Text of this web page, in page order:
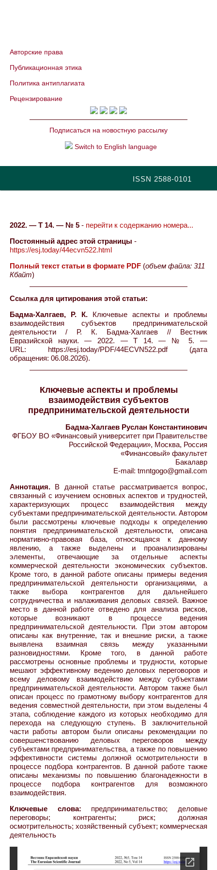
Авторские права
Публикационная этика
Политика антиплагиата
Рецензирование
Подписаться на новостную рассылку
Switch to English language
ISSN 2588-0101
2022. — Т 14. — № 5 - перейти к содержанию номера...
Постоянный адрес этой страницы -
https://esj.today/44ecvn522.html
Полный текст статьи в формате PDF (объем файла: 311
Кбайт)
Ссылка для цитирования этой статьи:
Бадма-Халгаев, Р. К. Ключевые аспекты и проблемы
взаимодействия субъектов предпринимательской
деятельности / Р. К. Бадма-Халгаев // Вестник
Евразийской науки. — 2022. — Т 14. — № 5. —
URL: https://esj.today/PDF/44ECVN522.pdf (дата
обращения: 06.08.2026).
Ключевые аспекты и проблемы
взаимодействия субъектов
предпринимательской деятельности
Бадма-Халгаев Руслан Константинович
ФГБОУ ВО «Финансовый университет при Правительстве
Российской Федерации», Москва, Россия
«Финансовый» факультет
Бакалавр
E-mail: tmntgogo@gmail.com
Аннотация. В данной статье рассматривается вопрос,
связанный с изучением основных аспектов и трудностей,
характеризующих процесс взаимодействия между
субъектами предпринимательской деятельности. Автором
были рассмотрены ключевые подходы к определению
понятия предпринимательской деятельности, описана
нормативно-правовая база, относящаяся к данному
явлению, а также выделены и проанализированы
элементы, отвечающие за отдельные аспекты
коммерческой деятельности экономических субъектов.
Кроме того, в данной работе описаны примеры ведения
предпринимательской деятельности организациями, а
также выбора контрагентов для дальнейшего
сотрудничества и налаживания деловых связей. Важное
место в данной работе отведено для анализа рисков,
которые возникают в процессе ведения
предпринимательской деятельности. При этом автором
описаны как внутренние, так и внешние риски, а также
выявлена взаимная связь между указанными
разновидностями. Кроме того, в данной работе
рассмотрены основные проблемы и трудности, которые
мешают эффективному ведению деловых переговоров и
всему деловому взаимодействию между субъектами
предпринимательской деятельности. Автором также был
описан процесс по грамотному выбору контрагентов для
ведения совместной деятельности, при этом выделены 4
этапа, соблюдение каждого из которых необходимо для
перехода на следующую ступень. В заключительной
части работы автором были описаны рекомендации по
совершенствованию деловых переговоров между
субъектами предпринимательства, а также по повышению
эффективности системы должной осмотрительности в
процессе подбора контрагентов. В данной работе также
описаны механизмы по повышению благонадежности в
процессе подбора контрагентов для возможного
взаимодействия.
Ключевые слова: предпринимательство; деловые
переговоры; контрагенты; риск; должная
осмотрительность; хозяйственный субъект; коммерческая
деятельность